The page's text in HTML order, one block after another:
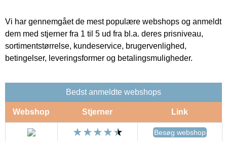
Vi har gennemgået de mest populære webshops og anmeldt
dem med stjerner fra 1 til 5 ud fra bl.a. deres prisniveau,
sortimentstørrelse, kundeservice, brugervenlighed,
betingelser, leveringsformer og betalingsmuligheder.
Bedst anmeldte webshops
Webshop Stjerner Link
Besøg webshop